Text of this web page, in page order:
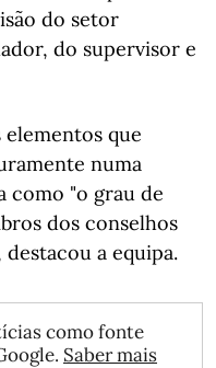
do setor
do supervisor e
que
numa
como "o grau de
dos conselhos
a equipa.
como fonte
Saber mais